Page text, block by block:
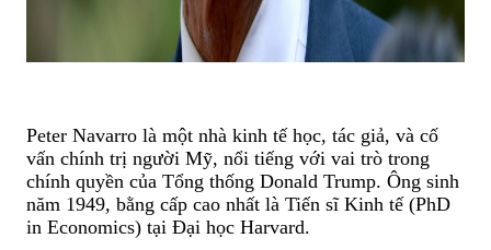
Peter Navarro là một nhà kinh tế học, tác giả, và cố
vấn chính trị người Mỹ, nổi tiếng với vai trò trong
chính quyền của Tổng thống Donald Trump. Ông sinh
năm 1949, bằng cấp cao nhất là Tiến sĩ Kinh tế (PhD
in Economics) tại Đại học Harvard.